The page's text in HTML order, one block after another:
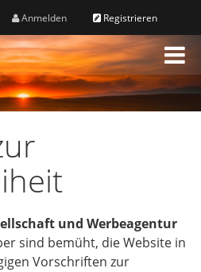
Anmelden Registrieren
M
e
n
ü
und Werbeagentur
sind bemüht, die Website in
Vorschriften zur